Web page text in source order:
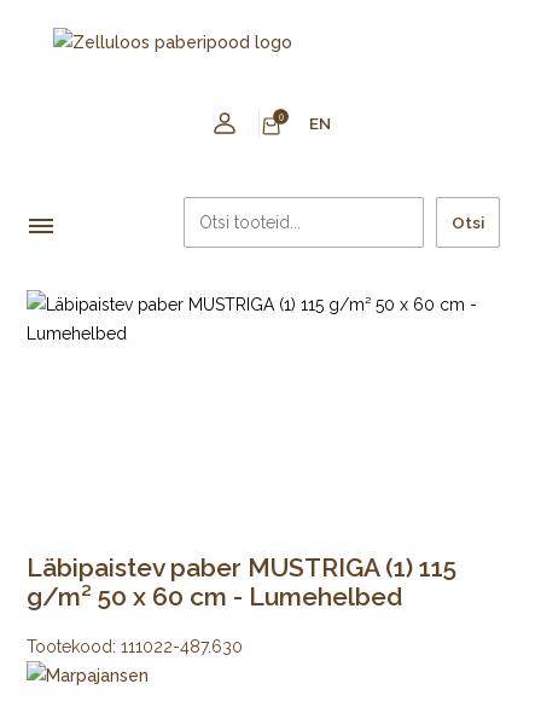
0 EN
Otsi
Läbipaistev paber MUSTRIGA (1) 115
g/m² 50 x 60 cm - Lumehelbed
Tootekood: 111022-487.630